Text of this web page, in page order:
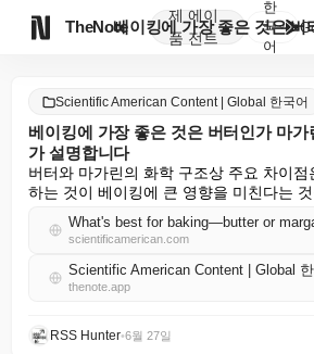
TheNote
제
품
에이
전트
한
국
어
Scientific American Content | Global 한국어
베이킹에 가장 좋은 것은 버터인가 마
가 설명합니다
버터와 마가린의 화학 구조상 주요 차이점
하는 것이 베이킹에 큰 영향을 미친다는
scientificamerican.com
Scientific American Content | Global
thenote.app
RSS Hunter•6월 27일